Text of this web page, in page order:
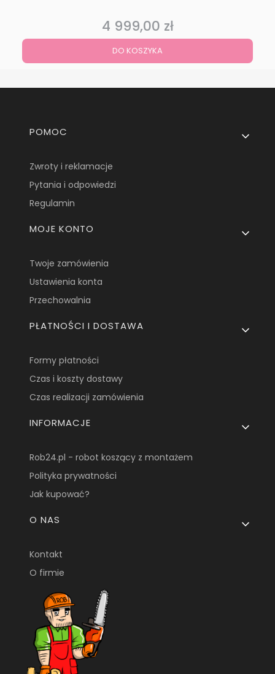
Cena
4 999,00 zł
DO KOSZYKA
Linki w stopce
POMOC
Zwroty i reklamacje
Pytania i odpowiedzi
Regulamin
MOJE KONTO
Twoje zamówienia
Ustawienia konta
Przechowalnia
PŁATNOŚCI I DOSTAWA
Formy płatności
Czas i koszty dostawy
Czas realizacji zamówienia
INFORMACJE
Rob24.pl - robot koszący z montażem
Polityka prywatności
Jak kupować?
O NAS
Kontakt
O firmie